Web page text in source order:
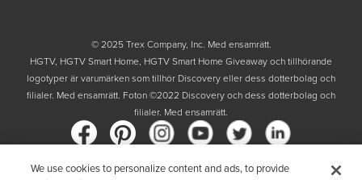
© 2025 Trex Company, Inc. Med ensamrätt.
HGTV, HGTV Smart Home, HGTV Smart Home Giveaway och tillhörande
logotyper är varumärken som tillhör Discovery eller dess dotterbolag och
filialer. Med ensamrätt. Foton ©2022 Discovery och dess dotterbolag och
filialer. Med ensamrätt.
We use cookies to personalize content and ads, to provide